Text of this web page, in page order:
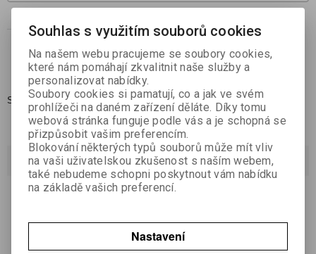

Koupit
Přidat do oblíbených
Skladem:1
Dotaz na výrobek
Váš email *
Váš dotaz *
Souhlas s využitím souborů cookies
Na našem webu pracujeme se soubory cookies,
které nám pomáhají zkvalitnit naše služby a
personalizovat nabídky.
Soubory cookies si pamatují, co a jak ve svém
prohlížeči na daném zařízení děláte. Díky tomu
webová stránka funguje podle vás a je schopná se
přizpůsobit vašim preferencím.
Blokování některých typů souborů může mít vliv
na vaši uživatelskou zkušenost s naším webem,
také nebudeme schopni poskytnout vám nabídku
na základě vašich preferencí.
Nastavení